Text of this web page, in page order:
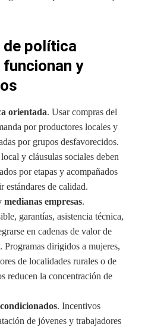
política
y
orientada. Usar compras del
por productores locales y
por grupos desfavorecidos.
y cláusulas sociales deben
por etapas y acompañados
estándares de calidad.
empresas.
garantías, asistencia técnica,
en cadenas de valor de
Programas dirigidos a mujeres,
de localidades rurales o de
reducen la concentración de
. Incentivos
de jóvenes y trabajadores